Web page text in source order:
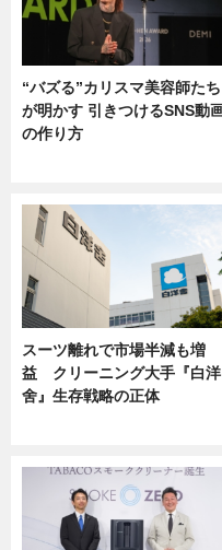
“バズる”カリスマ美容師たち
が明かす 引きつけるSNS動
の作り方
スーツ離れで市場半減も増
益 クリーニング大手『白洋
舍』生存戦略の正体